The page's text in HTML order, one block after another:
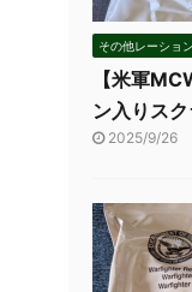
その他レーション
【米軍
ン入りス
2025/9/26